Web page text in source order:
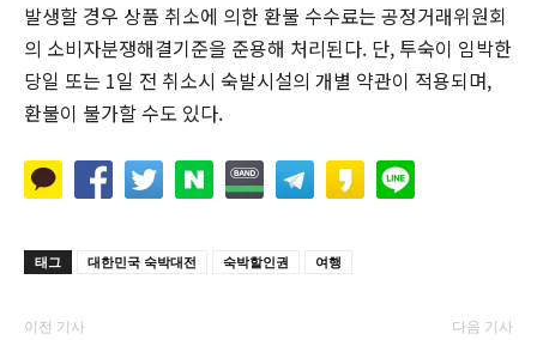
발생할 경우 상품 취소에 의한 환불 수수료는 공정거래위원회
의 소비자분쟁해결기준을 준용해 처리된다. 단, 투숙이 임박한
당일 또는 1일 전 취소시 숙발시설의 개별 약관이 적용되며,
환불이 불가할 수도 있다.
태그 대한민국 숙박대전 숙박할인권 여행
이전 기사 다음 기사